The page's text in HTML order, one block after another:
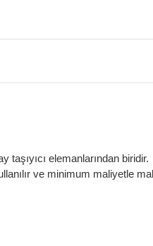
elemanlarından biridir.
ve minimum maliyetle